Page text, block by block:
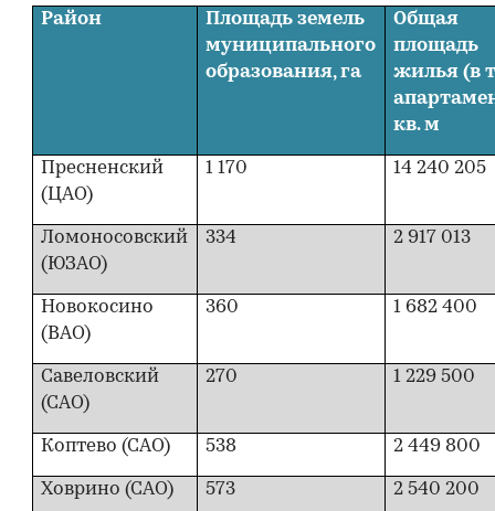
Район
Площадь земель
муниципального
образования, га
Общая
площадь
жилья (в
кв. м
Пресненский
(ЦАО)
1 170 14 240 205
Ломоносовский
(ЮЗАО)
334 2 917 013
Новокосино
(ВАО)
360 1 682 400
Савеловский
(САО)
270 1 229 500
Коптево (САО) 538 2 449 800
Ховрино (САО) 573 2 540 200